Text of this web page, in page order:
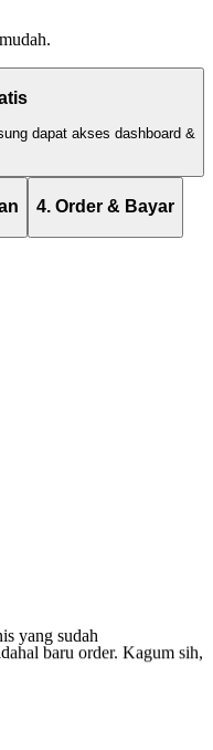
dapat akses dashboard &
4. Order & Bayar
yang sudah
baru order. Kagum sih,